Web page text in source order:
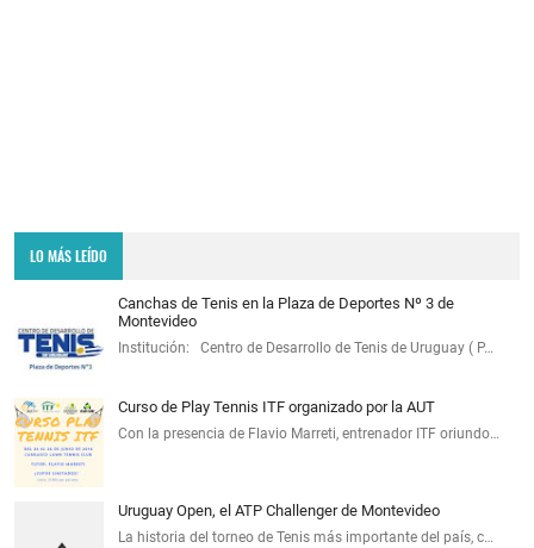
LO MÁS LEÍDO
Canchas de Tenis en la Plaza de Deportes Nº 3 de
Montevideo
Institución: Centro de Desarrollo de Tenis de Uruguay ( P…
Curso de Play Tennis ITF organizado por la AUT
Con la presencia de Flavio Marreti, entrenador ITF oriundo…
Uruguay Open, el ATP Challenger de Montevideo
La historia del torneo de Tenis más importante del país, c…